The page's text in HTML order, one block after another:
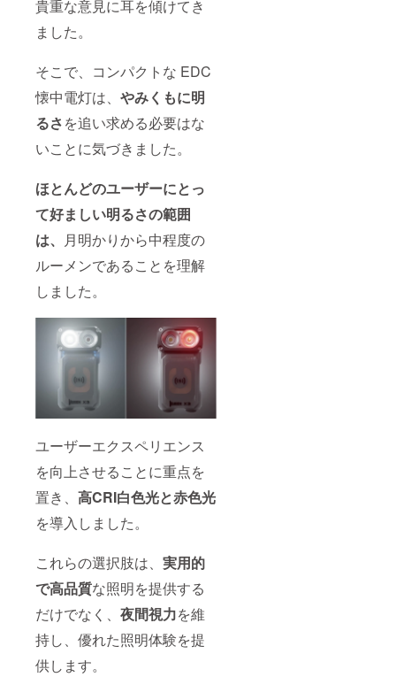
貴重な意見に耳を傾けてき
ました。
そこで、コンパクトな EDC
懐中電灯は、 やみくもに明
るさを追い求める必要はな
いことに気づきました。
ほとんどのユーザーにとっ
て好ましい明るさの範囲
は、
月明かりから中程度の
ルーメンであることを理解
しました。
ユーザーエクスペリエンス
を向上させることに重点を
置き、 高CRI白色光と赤色光
を導入しました。
これらの選択肢は、 実用的
で高品質な照明を提供する
だけでなく、 夜間視力を維
持し、優れた照明体験を提
供します。